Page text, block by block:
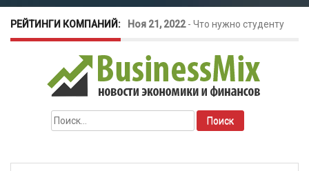
РЕЙТИНГИ КОМПАНИЙ: Ноя 21, 2022- Что нужно студенту
для открытия бизнеса?
Окт 26, 2022-Телефония для
amoCRM: лучшие инструменты для
бизнеса
Найти: